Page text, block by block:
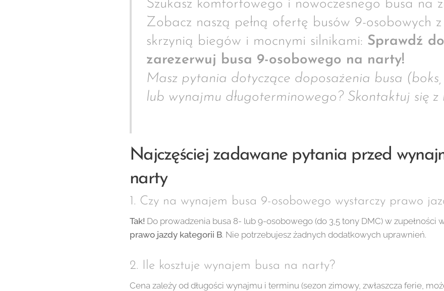
Szukasz komfortowego i nowoczesnego busa na
Zobacz naszą pełną ofertę busów 9-osobowych
skrzynią biegów i mocnymi silnikami: Sprawdź
zarezerwuj busa 9-osobowego na narty!
Masz pytania dotyczące doposażenia busa
lub wynajmu długoterminowego? Skontaktuj się z
Najczęściej zadawane pytania przed
narty
1. Czy na wynajem busa 9-osobowego wystarczy prawo
Tak! Do prowadzenia busa 8- lub 9-osobowego (do 3,5 tony DMC) w zupełności
prawo jazdy kategorii B. Nie potrzebujesz żadnych dodatkowych uprawnień.
2. Ile kosztuje wynajem busa na narty?
Cena zależy od długości wynajmu i terminu (sezon zimowy, zwłaszcza ferie,